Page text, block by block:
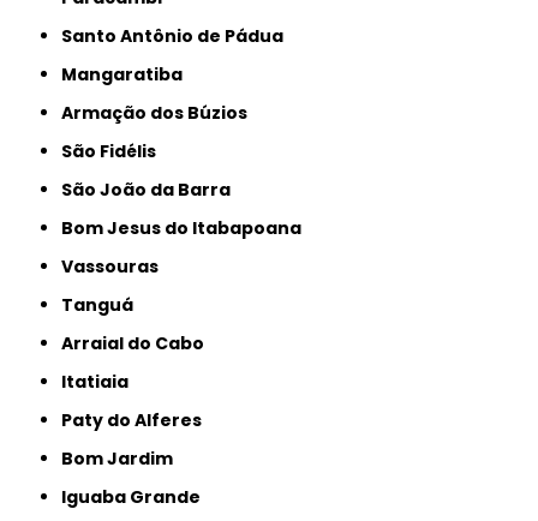
Santo Antônio de Pádua
Mangaratiba
Armação dos Búzios
São Fidélis
São João da Barra
Bom Jesus do Itabapoana
Vassouras
Tanguá
Arraial do Cabo
Itatiaia
Paty do Alferes
Bom Jardim
Iguaba Grande